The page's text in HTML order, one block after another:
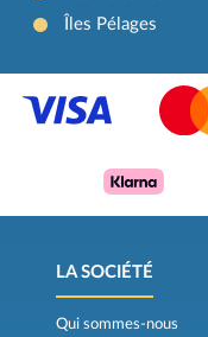
Îles Pélages
LA SOCIÉTÉ
Qui sommes-nous